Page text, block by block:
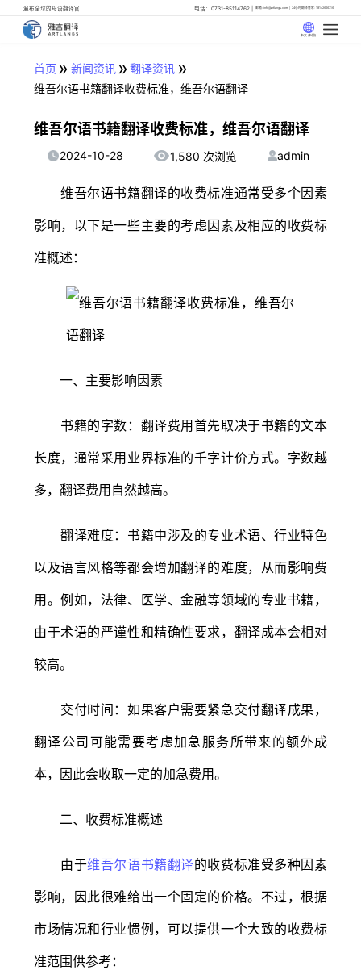
遍布全球的母语翻译官 电话：0731-85114762 邮箱: info@artlangs.com 24小时翻译管家: 18142666316
中文 (中国)
首页 » 新闻资讯» 翻译资讯 »
维吾尔语书籍翻译收费标准，维吾尔语翻译
维吾尔语书籍翻译收费标准，维吾尔语翻译
2024-10-28 1,580 次浏览 admin
维吾尔语书籍翻译的收费标准通常受多个因素
影响，以下是一些主要的考虑因素及相应的收费标
准概述：
一、主要影响因素
书籍的字数：翻译费用首先取决于书籍的文本
长度，通常采用业界标准的千字计价方式。字数越
多，翻译费用自然越高。
翻译难度：书籍中涉及的专业术语、行业特色
以及语言风格等都会增加翻译的难度，从而影响费
用。例如，法律、医学、金融等领域的专业书籍，
由于术语的严谨性和精确性要求，翻译成本会相对
较高。
交付时间：如果客户需要紧急交付翻译成果，
翻译公司可能需要考虑加急服务所带来的额外成
本，因此会收取一定的加急费用。
二、收费标准概述
由于维吾尔语书籍翻译的收费标准受多种因素
影响，因此很难给出一个固定的价格。不过，根据
市场情况和行业惯例，可以提供一个大致的收费标
准范围供参考：